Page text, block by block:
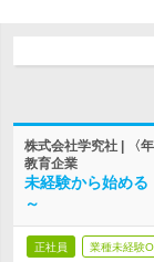
株式会社学究社 | 〈
教育企業
未経験から始め
～
正社員 業種未経験